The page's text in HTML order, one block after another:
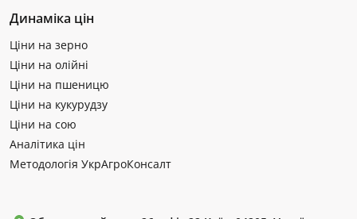
Динаміка цін
Ціни на зерно
Ціни на олійні
Ціни на пшеницю
Ціни на кукурудзу
Ціни на сою
Аналітика цін
Методологія УкрАгроКонсалт